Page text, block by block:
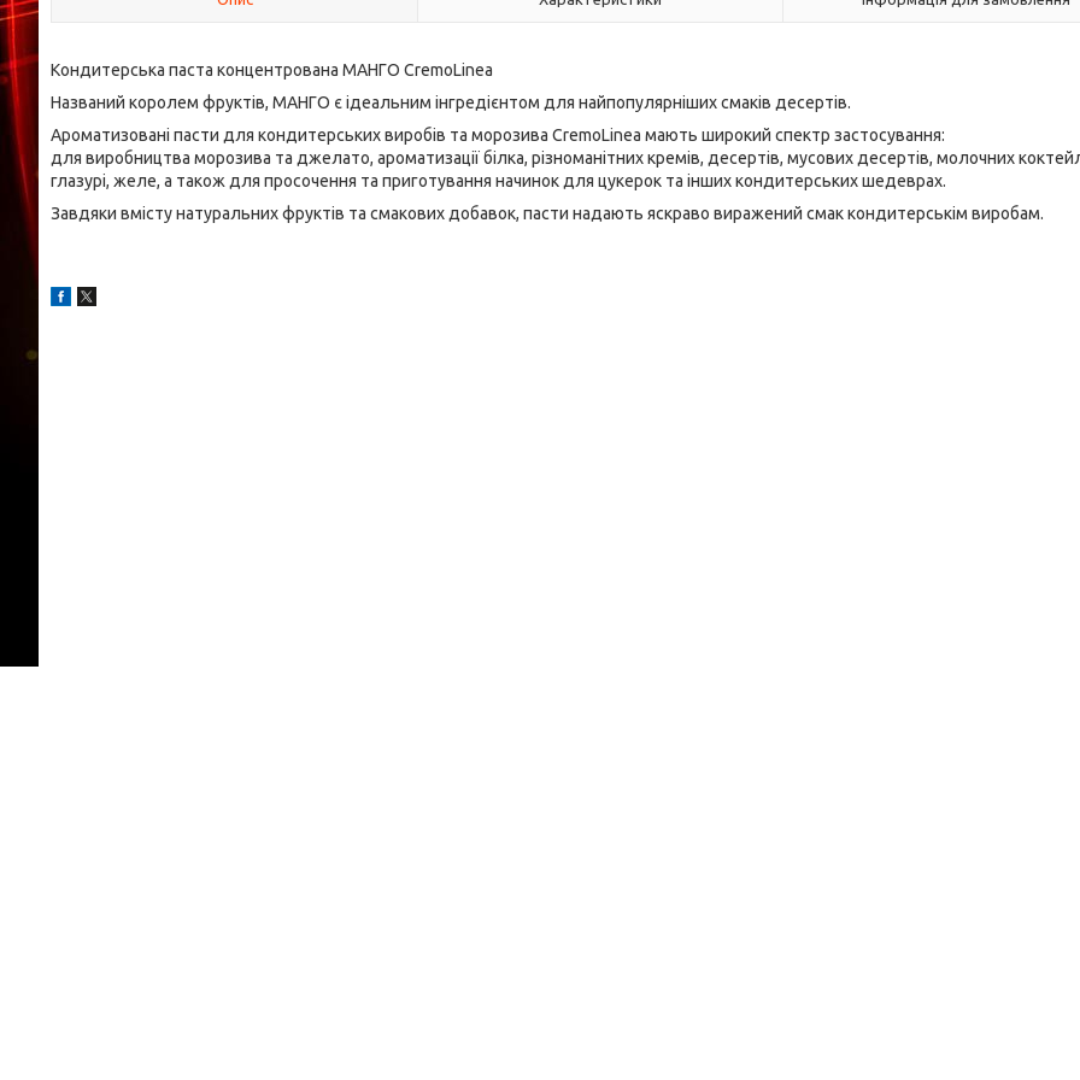
Кондитерська паста концентрована МАНГО CremoLinea
Названий королем фруктів, МАНГО є ідеальним інгредієнтом для найпопулярніших смаків десертів.
Ароматизовані пасти для кондитерських виробів та морозива CremoLinea мають широкий спектр застосування:
для виробництва морозива та джелато, ароматизації білка, різноманітних кремів, десертів, мусових десертів, молочних
глазурі, желе, а також для просочення та приготування начинок для цукерок та інших кондитерських шедеврах.
Завдяки вмісту натуральних фруктів та смакових добавок, пасти надають яскраво виражений смак кондитерськім виробам.